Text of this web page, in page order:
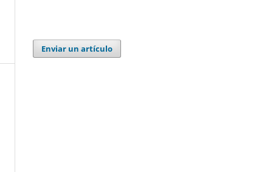
Enviar un artículo